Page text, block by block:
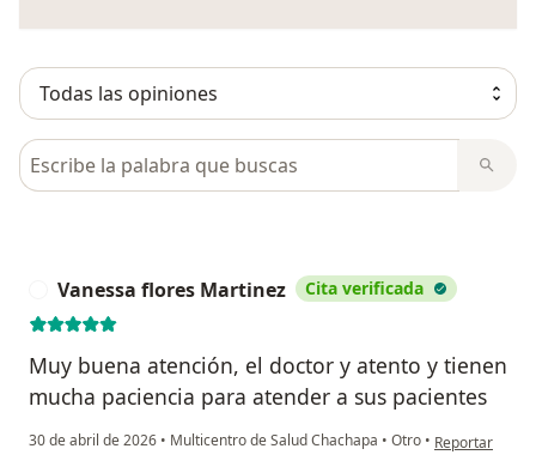
Busca en opiniones
Vanessa flores Martinez Cita verificada
Muy buena atención, el doctor y atento y tienen
mucha paciencia para atender a sus pacientes
30 de abril de 2026 • Multicentro de Salud Chachapa • Otro • en opinión del
Reportar